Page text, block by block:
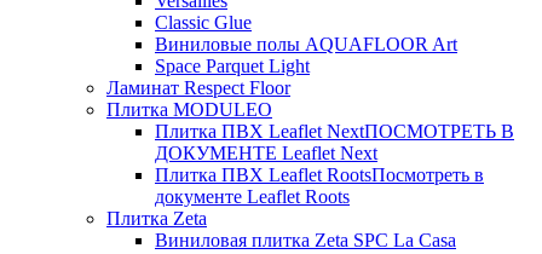
Classic Glue
Виниловые полы AQUAFLOOR Art
Space Parquet Light
Ламинат Respect Floor
Плитка MODULEO
Плитка ПВХ Leaflet NextПОСМОТРЕТЬ В
ДОКУМЕНТЕ Leaflet Next
Плитка ПВХ Leaflet RootsПосмотреть в
документе Leaflet Roots
Плитка Zeta
Виниловая плитка Zeta SPC La Casa